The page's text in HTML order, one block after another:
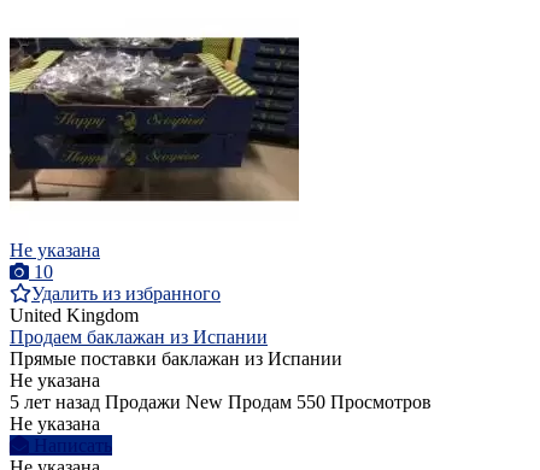
Не указана
10
Удалить из избранного
United Kingdom
Продаем баклажан из Испании
Прямые поставки баклажан из Испании
Не указана
5 лет назад Продажи New Продам 550 Просмотров
Не указана
Написать